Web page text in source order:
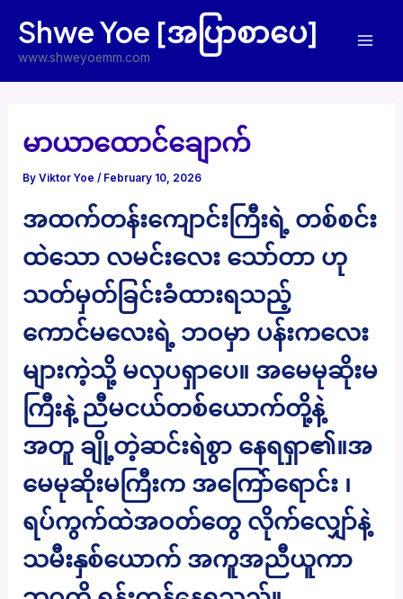
content
Shwe Yoe [အပြာစာပေ]
www.shweyoemm.com
မာယာထောင်ချောက်
ByViktor Yoe/ February 10, 2026
အထက်တန်းကျောင်းကြီးရဲ့ တစ်စင်း
ထဲသော လမင်းလေး သော်တာ ဟု
သတ်မှတ်ခြင်းခံထားရသည့်
ကောင်မလေးရဲ့ ဘဝမှာ ပန်းကလေး
များကဲ့သို့ မလှပရှာပေ။ အမေမုဆိုးမ
ကြီးနဲ့ ညီမငယ်တစ်ယောက်တို့နဲ့
အတူ ချို့တဲ့ဆင်းရဲစွာ နေရရှာ၏။အ
မေမုဆိုးမကြီးက အကြော်ရောင်း ၊
ရပ်ကွက်ထဲအဝတ်တွေ လိုက်လျှော်နဲ့
သမီးနှစ်ယောက် အကူအညီယူကာ